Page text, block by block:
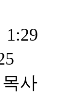
1:29
사